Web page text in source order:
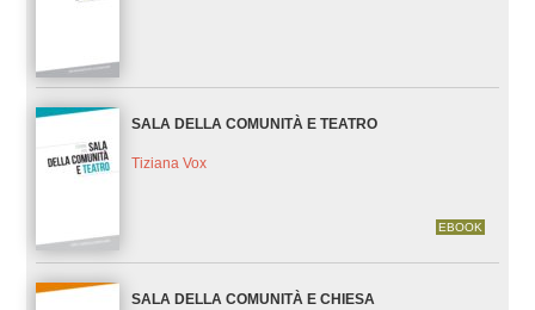
SALA DELLA COMUNITÀ E TEATRO
Tiziana Vox
EBOOK
SALA DELLA COMUNITÀ E CHIESA